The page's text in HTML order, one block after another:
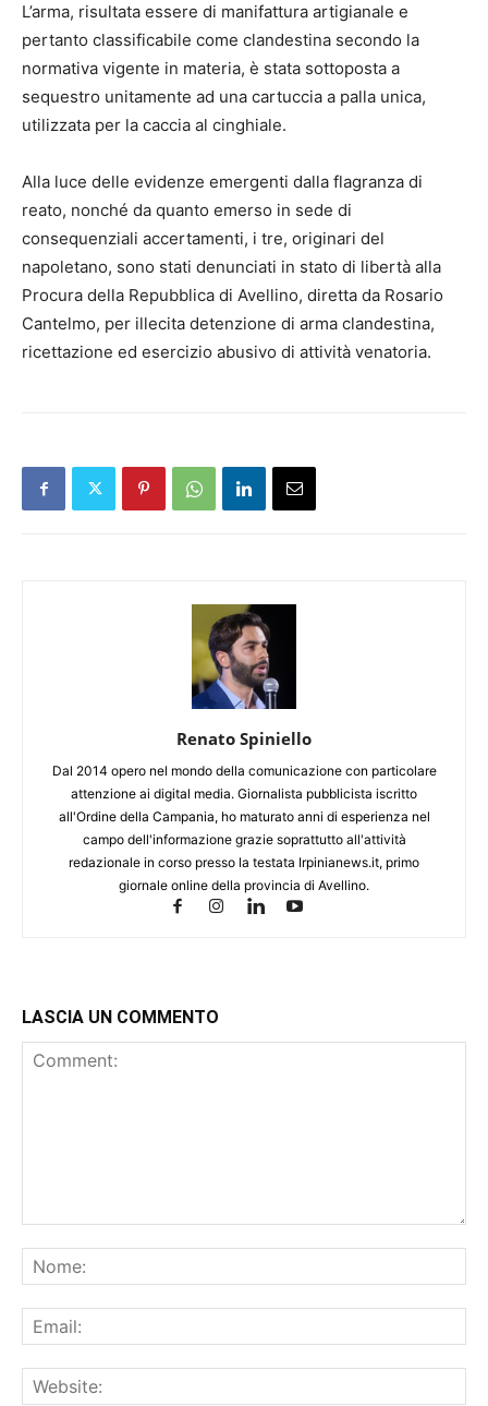
L’arma, risultata essere di manifattura artigianale e
pertanto classificabile come clandestina secondo la
normativa vigente in materia, è stata sottoposta a
sequestro unitamente ad una cartuccia a palla unica,
utilizzata per la caccia al cinghiale.
Alla luce delle evidenze emergenti dalla flagranza di
reato, nonché da quanto emerso in sede di
consequenziali accertamenti, i tre, originari del
napoletano, sono stati denunciati in stato di libertà alla
Procura della Repubblica di Avellino, diretta da Rosario
Cantelmo, per illecita detenzione di arma clandestina,
ricettazione ed esercizio abusivo di attività venatoria.
Renato Spiniello
Dal 2014 opero nel mondo della comunicazione con particolare
attenzione ai digital media. Giornalista pubblicista iscritto
all'Ordine della Campania, ho maturato anni di esperienza nel
campo dell'informazione grazie soprattutto all'attività
redazionale in corso presso la testata Irpinianews.it, primo
giornale online della provincia di Avellino.
LASCIA UN COMMENTO